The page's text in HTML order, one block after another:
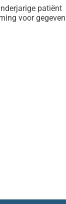
patiënt
voor